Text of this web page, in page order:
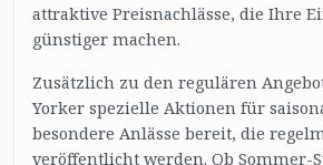
attraktive Preisnachlässe, die Ihre
günstiger machen.
Zusätzlich zu den regulären
Yorker spezielle Aktionen für
besondere Anlässe bereit, die
veröffentlicht werden. Ob Sommer-